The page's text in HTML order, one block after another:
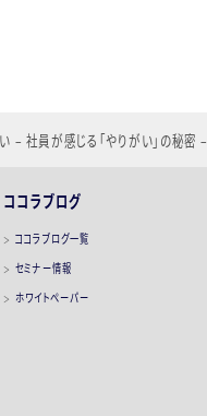
– 社員が感じる「やりがい」の秘密 –
ココラブログ
ココラブログ一覧
セミナー情報
ホワイトペーパー